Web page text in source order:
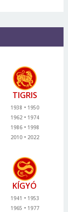
TIGRIS
1938
1950
1962
1974
1986
1998
2010
2022
KÍGYÓ
1941
1953
1965
1977